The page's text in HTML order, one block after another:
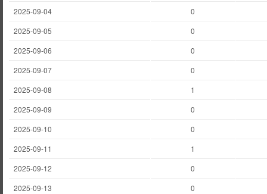
2025-09-04
0
2025-09-05
0
2025-09-06
0
2025-09-07
0
2025-09-08
1
2025-09-09
0
2025-09-10
0
2025-09-11
1
2025-09-12
0
2025-09-13
0